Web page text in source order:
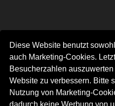
Diese Website benutzt
auch Marketing-Cookies.
Besucherzahlen
Website zu verbessern. Bitte
Nutzung von Marketing-
dadurch keine Werbung von
FOLGE MIR…